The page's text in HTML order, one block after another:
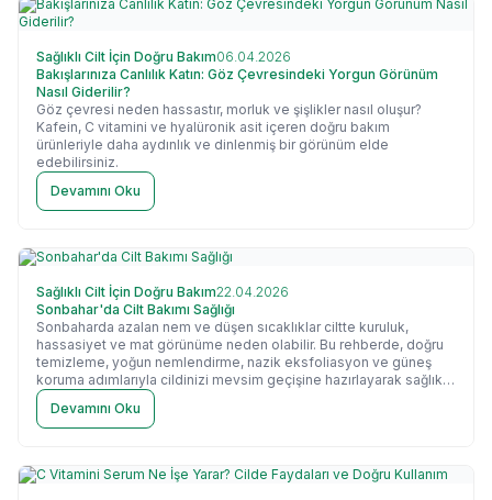
Sağlıklı Cilt İçin Doğru Bakım06.04.2026
Bakışlarınıza Canlılık Katın: Göz Çevresindeki Yorgun Görünüm
Nasıl Giderilir?
Göz çevresi neden hassastır, morluk ve şişlikler nasıl oluşur?
Kafein, C vitamini ve hyalüronik asit içeren doğru bakım
ürünleriyle daha aydınlık ve dinlenmiş bir görünüm elde
Devamını Oku
Sağlıklı Cilt İçin Doğru Bakım22.04.2026
Sonbahar'da Cilt Bakımı Sağlığı
Sonbaharda azalan nem ve düşen sıcaklıklar ciltte kuruluk,
hassasiyet ve mat görünüme neden olabilir. Bu rehberde, doğru
temizleme, yoğun nemlendirme, nazik eksfoliasyon ve güneş
koruma adımlarıyla cildinizi mevsim geçişine hazırlayarak sağlıklı
Devamını Oku